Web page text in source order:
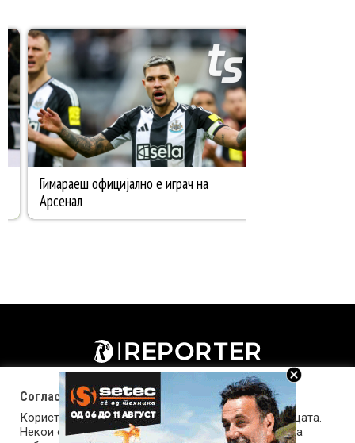
Согласност за колачиња (cookies)
Користиме колачиња за оптимизирање на страницата.
Некои од колачињата се од суштинско значење за